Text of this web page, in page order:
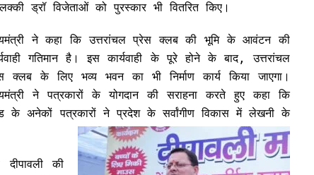
ड्रॉ विजेताओं को पुरस्कार भी वितरित किए।
ने कहा कि उत्तरांचल प्रेस क्लब की भूमि के आवंटन की
गतिमान है। इस कार्यवाही के पूरे होने के बाद, उत्तरांचल
क्लब के लिए भव्य भवन का भी निर्माण कार्य किया जाएगा।
ने पत्रकारों के योगदान की सराहना करते हुए कहा कि
अनेकों पत्रकारों ने प्रदेश के सर्वांगीण विकास में लेखनी के
की